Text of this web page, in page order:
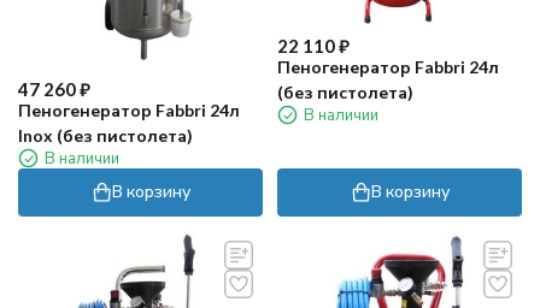
47 260₽
Пеногенератор Fabbri 24л
Inox (без пистолета)
В наличии
В корзину
22 110₽
Пеногенератор Fabbri 24л
(без пистолета)
В наличии
В корзину